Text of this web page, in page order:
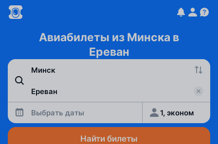
Авиабилеты из Минска в
Ереван
Выбрать даты 1, эконом
Найти билеты